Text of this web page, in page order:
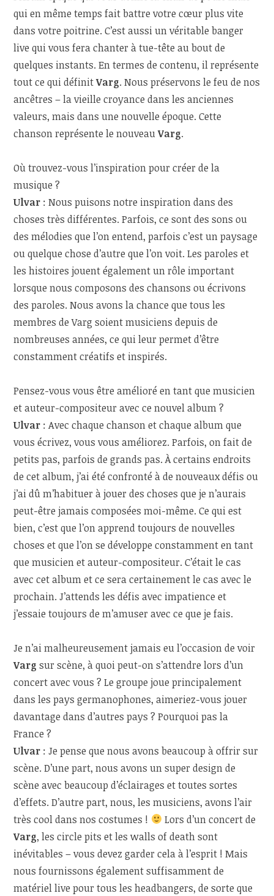
qui en même temps fait battre votre cœur plus vite
dans votre poitrine. C’est aussi un véritable banger
live qui vous fera chanter à tue-tête au bout de
quelques instants. En termes de contenu, il représente
tout ce qui définitVarg. Nous préservons le feu de nos
ancêtres – la vieille croyance dans les anciennes
valeurs, mais dans une nouvelle époque. Cette
chanson représente le nouveauVarg.
Où trouvez-vous l’inspiration pour créer de la
musique ?
Ulvar : Nous puisons notre inspiration dans des
choses très différentes. Parfois, ce sont des sons ou
des mélodies que l’on entend, parfois c’est un paysage
ou quelque chose d’autre que l’on voit. Les paroles et
les histoires jouent également un rôle important
lorsque nous composons des chansons ou écrivons
des paroles. Nous avons la chance que tous les
membres de Varg soient musiciens depuis de
nombreuses années, ce qui leur permet d’être
constamment créatifs et inspirés.
Pensez-vous vous être amélioré en tant que musicien
et auteur-compositeur avec ce nouvel album ?
Ulvar : Avec chaque chanson et chaque album que
vous écrivez, vous vous améliorez. Parfois, on fait de
petits pas, parfois de grands pas. À certains endroits
de cet album, j’ai été confronté à de nouveaux défis ou
j’ai dû m’habituer à jouer des choses que je n’aurais
peut-être jamais composées moi-même. Ce qui est
bien, c’est que l’on apprend toujours de nouvelles
choses et que l’on se développe constamment en tant
que musicien et auteur-compositeur. C’était le cas
avec cet album et ce sera certainement le cas avec le
prochain. J’attends les défis avec impatience et
j’essaie toujours de m’amuser avec ce que je fais.
Je n’ai malheureusement jamais eu l’occasion de voir
Vargsur scène, à quoi peut-on s’attendre lors d’un
concert avec vous ? Le groupe joue principalement
dans les pays germanophones, aimeriez-vous jouer
davantage dans d’autres pays ? Pourquoi pas la
France ?
Ulvar : Je pense que nous avons beaucoup à offrir sur
scène. D’une part, nous avons un super design de
scène avec beaucoup d’éclairages et toutes sortes
d’effets. D’autre part, nous, les musiciens, avons l’air
très cool dans nos costumes !
Lors d’un concert de
Varg, les circle pits et les walls of death sont
inévitables – vous devez garder cela à l’esprit ! Mais
nous fournissons également suffisamment de
matériel live pour tous les headbangers, de sorte que